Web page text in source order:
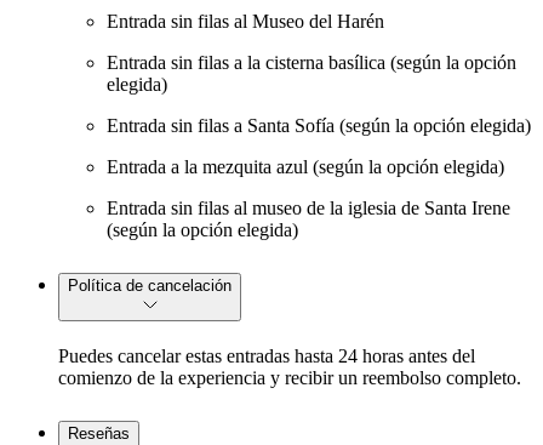
Entrada sin filas al Museo del Harén
Entrada sin filas a la cisterna basílica (según la opción
elegida)
Entrada sin filas a Santa Sofía (según la opción elegida)
Entrada a la mezquita azul (según la opción elegida)
Entrada sin filas al museo de la iglesia de Santa Irene
(según la opción elegida)
Política de cancelación
Puedes cancelar estas entradas hasta 24 horas antes del
comienzo de la experiencia y recibir un reembolso completo.
Reseñas